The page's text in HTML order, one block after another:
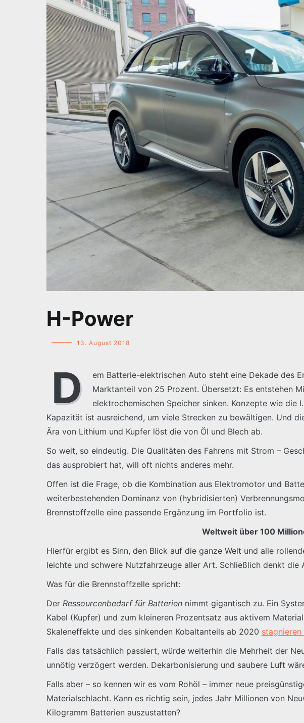
H-Power
13. August 2018
D
em Batterie-elektrischen Auto steht eine Dekade des
Marktanteil von 25 Prozent. Übersetzt: Es entstehen
elektrochemischen Speicher sinken. Konzepte wie die
Kapazität ist ausreichend, um viele Strecken zu bewältigen. Und
Ära von Lithium und Kupfer löst die von Öl und Blech ab.
So weit, so eindeutig. Die Qualitäten des Fahrens mit Strom –
das ausprobiert hat, will oft nichts anderes mehr.
Offen ist die Frage, ob die Kombination aus Elektromotor und
weiterbestehenden Dominanz von (hybridisierten)
Brennstoffzelle eine passende Ergänzung im Portfolio ist.
Weltweit über 100
Hierfür ergibt es Sinn, den Blick auf die ganze Welt und alle
leichte und schwere Nutzfahrzeuge aller Art. Schließlich denkt die
Was für die Brennstoffzelle spricht:
Der Ressourcenbedarf für Batterien nimmt gigantisch zu. Ein
Kabel (Kupfer) und zum kleineren Prozentsatz aus aktivem
Skaleneffekte und des sinkenden Kobaltanteils ab 2020
Falls das tatsächlich passiert, würde weiterhin die Mehrheit der
unnötig verzögert werden. Dekarbonisierung und saubere Luft
Falls aber – so kennen wir es vom Rohöl – immer neue
Materialschlacht. Kann es richtig sein, jedes Jahr Millionen von
Kilogramm Batterien auszustatten?